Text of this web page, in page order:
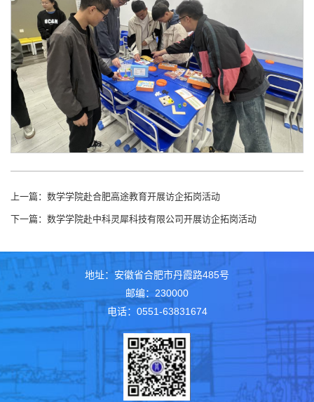
上一篇： 数学学院赴合肥高途教育开展访企拓岗活动
下一篇： 数学学院赴中科灵犀科技有限公司开展访企拓岗活动
地址：安徽省合肥市丹霞路485号
邮编：230000
电话：0551-63831674